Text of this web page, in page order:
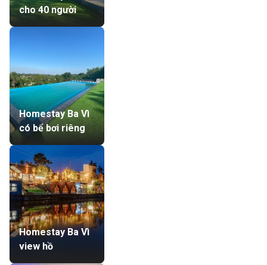
cho 40 người
Homestay Ba Vì
có bể bơi riêng
Homestay Ba Vì
view hồ